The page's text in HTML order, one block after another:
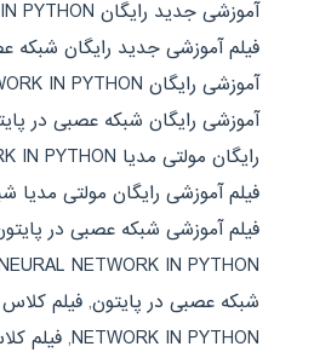
آموزشی جدید رایگان NEURAL NETWORK IN PYTHON
فیلم آموزشی جدید رایگان شبکه
آموزشی رایگان NEURAL NETWORK IN PYTHON
آموزشی رایگان شبکه عصبی در
رایگان مولتی مدیا NEURAL NETWORK IN PYTHON
فیلم آموزشی رایگان مولتی مدیا
فیلم آموزشی شبکه عصبی در
NETWORK IN PYTHON
شبکه عصبی در پایتون,
NETWORK IN PYTHON
, فیلم